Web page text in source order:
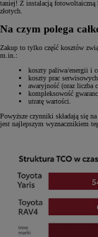
taniej! Z instalacją fotowoltaiczną
złotych.
Na czym polega
Zakup to tylko część kosztów
m.in.:
koszty paliwa/energii i
koszty prac
awaryjność (oraz liczba
kompleksowość
utratę wartości.
Powyższe czynniki składają się
jest najlepszym wyznacznikiem